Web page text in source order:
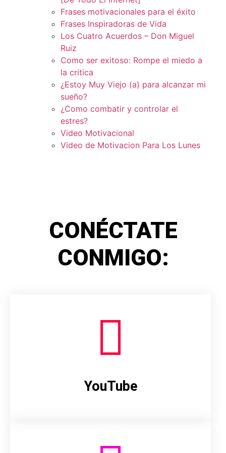
Frases motivacionales para el éxito
Frases Inspiradoras de Vida
Los Cuatro Acuerdos – Don Miguel
Ruiz
Como ser exitoso: Rompe el miedo a
la critica
¿Estoy Muy Viejo (a) para alcanzar mi
sueño?
¿Como combatir y controlar el
estres?
Video Motivacional
Video de Motivacion Para Los Lunes
CONÉCTATE
CONMIGO:
YouTube